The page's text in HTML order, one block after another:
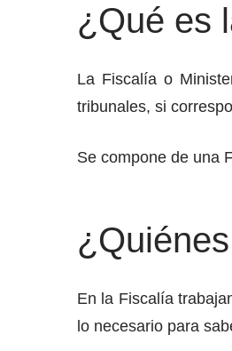
¿Qué es
La Fiscalía o
tribunales, si
Se compone de una
En la Fiscalía
lo necesario para